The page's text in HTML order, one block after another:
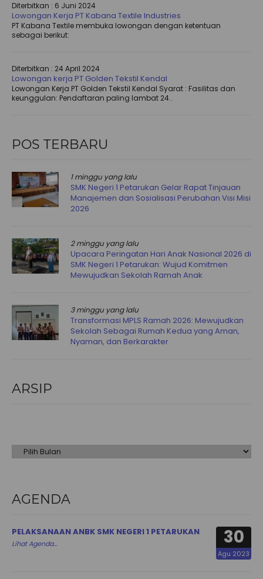
Diterbitkan : 6 Juni 2024
Lowongan Kerja PT Kabana Textile Industries
PT Kabana Textile membuka lowongan dengan ketentuan
sebagai berikut:
Diterbitkan : 24 April 2024
Lowongan kerja PT Golden Tekstil Kendal
Lowongan Kerja PT Golden Tekstil Kendal Syarat : Fasilitas dan
keunggulan: Pendaftaran paling lambat 24..
POS TERBARU
1 minggu yang lalu
SMK Negeri 1 Petarukan Gelar Rapat Tinjauan
Manajemen dan Sosialisasi Perubahan Visi Misi
2026
2 minggu yang lalu
Upacara Peringatan Hari Anak Nasional 2026 di
SMK Negeri 1 Petarukan: Wujud Komitmen
Mewujudkan Sekolah Ramah Anak
3 minggu yang lalu
Transformasi MPLS Ramah 2026: Mewujudkan
Sekolah Sebagai Rumah Kedua yang Aman,
Nyaman, dan Berkarakter
ARSIP
AGENDA
30
Agu 2023
PELAKSANAAN ANBK SMK NEGERI 1 PETARUKAN
Lihat Agenda...